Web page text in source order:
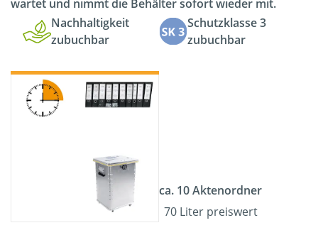
wartet und nimmt die Behälter sofort wieder mit.
Nachhaltigkeit
zubuchbar
Schutzklasse 3
zubuchbar
ca. 10 Aktenordner
70 Liter preiswert